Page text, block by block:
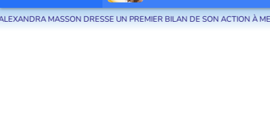
MASSON DRESSE UN PREMIER BILAN DE SON ACTION À MENTON